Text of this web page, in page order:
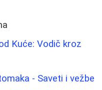
Kuće: Vodič kroz
- Saveti i vežbe